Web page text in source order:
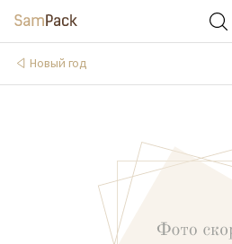
Новый год